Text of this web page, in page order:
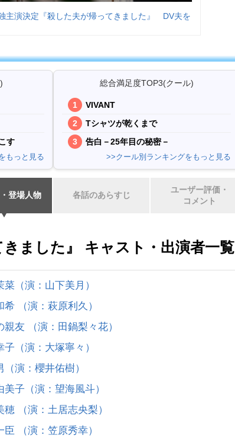
主演決定『殺した夫が帰ってきました』 DV夫を
す
もっと見る
総合満足度TOP3(クール)
VIVANT
Tシャツが乾くまで
告白－25年目の秘密－
>>クール別ランキングをもっと見る
登場人物 各話のあらすじ
ユーザー評価・
コメント
きました』 キャスト・出演者一覧
菜（演：山下美月）
希 （演：萩原利久）
親友 （演：田鍋梨々花）
子（演：大塚寧々）
（演：櫻井佑樹）
美子（演：望海風斗）
穂 （演：土居志央梨）
臣 （演：笠原秀幸）